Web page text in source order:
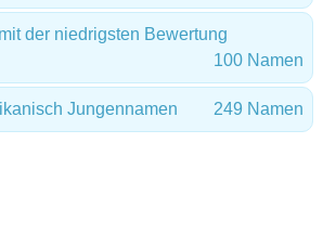
der niedrigsten Bewertung
100 Namen
Jungennamen 249 Namen